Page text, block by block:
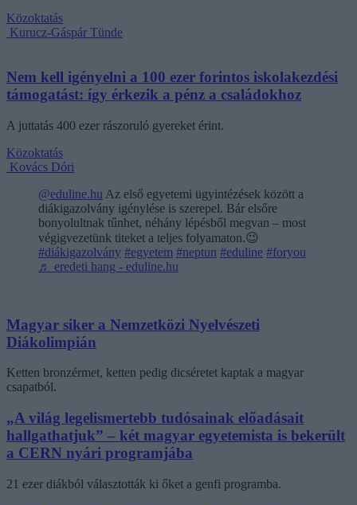
Közoktatás
Kurucz-Gáspár Tünde
Nem kell igényelni a 100 ezer forintos iskolakezdési
támogatást: így érkezik a pénz a családokhoz
A juttatás 400 ezer rászoruló gyereket érint.
Közoktatás
Kovács Dóri
@eduline.hu Az első egyetemi ügyintézések között a
diákigazolvány igénylése is szerepel. Bár elsőre
bonyolultnak tűnhet, néhány lépésből megvan – most
végigvezetünk titeket a teljes folyamaton.😉
#diákigazolvány #egyetem #neptun #eduline #foryou
♬ eredeti hang - eduline.hu
Magyar siker a Nemzetközi Nyelvészeti
Diákolimpián
Ketten bronzérmet, ketten pedig dicséretet kaptak a magyar
csapatból.
„A világ legelismertebb tudósainak előadásait
hallgathatjuk” – két magyar egyetemista is bekerült
a CERN nyári programjába
21 ezer diákból választották ki őket a genfi programba.